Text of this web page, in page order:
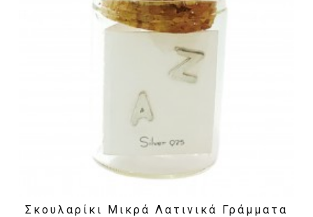
Σκουλαρίκι Μικρά Λατινικά Γράμματα